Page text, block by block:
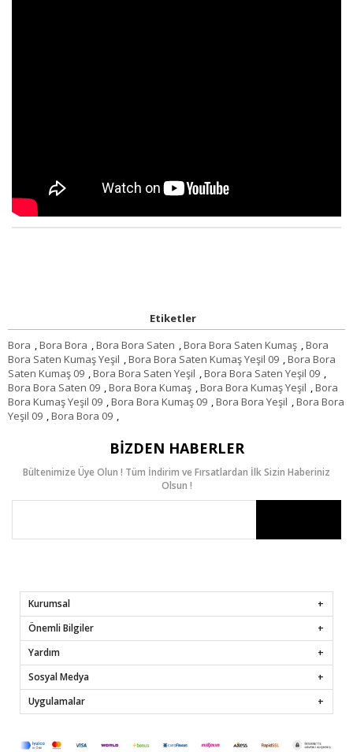
Etiketler
Bora ,Bora Bora ,Bora Bora Saten ,Bora Bora Saten Kumaş ,Bora
Bora Saten Kumaş Yeşil ,Bora Bora Saten Kumaş Yeşil 09 ,Bora Bora
Saten Kumaş 09 ,Bora Bora Saten Yeşil ,Bora Bora Saten Yeşil 09 ,
Bora Bora Saten 09 ,Bora Bora Kumaş ,Bora Bora Kumaş Yeşil ,Bora
Bora Kumaş Yeşil 09 ,Bora Bora Kumaş 09 ,Bora Bora Yeşil ,Bora Bora
Yeşil 09 ,Bora Bora 09 ,
BIZDEN HABERLER
Bültenimize Üye Olun ! Tüm İndirim ve Fırsatlardan İlk Sizin Haberiniz
Olsun !
Kurumsal
Önemli Bilgiler
Yardım
Sosyal Medya
Uygulamalar